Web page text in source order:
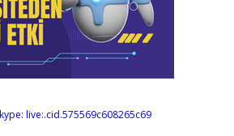
live:.cid.575569c608265c69